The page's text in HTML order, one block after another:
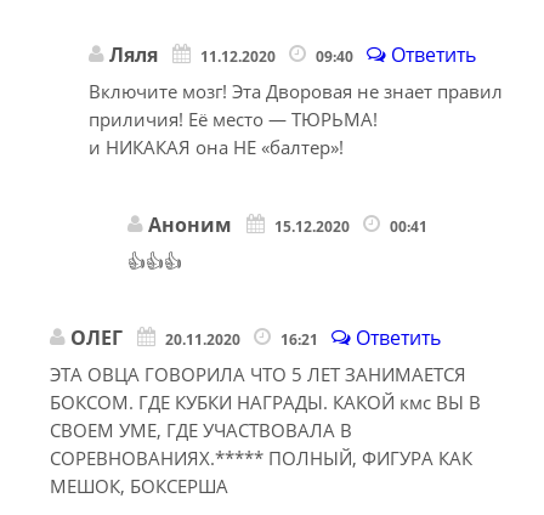
Ляля 11.12.2020 09:40 Ответить
Включите мозг! Эта Дворовая не знает правил
приличия! Её место — ТЮРЬМА!
и НИКАКАЯ она НЕ «балтер»!
Аноним 15.12.2020 00:41
👍👍👍
ОЛЕГ 20.11.2020 16:21 Ответить
ЭТА ОВЦА ГОВОРИЛА ЧТО 5 ЛЕТ ЗАНИМАЕТСЯ
БОКСОМ. ГДЕ КУБКИ НАГРАДЫ. КАКОЙ кмс ВЫ В
СВОЕМ УМЕ, ГДЕ УЧАСТВОВАЛА В
СОРЕВНОВАНИЯХ.***** ПОЛНЫЙ, ФИГУРА КАК
МЕШОК, БОКСЕРША